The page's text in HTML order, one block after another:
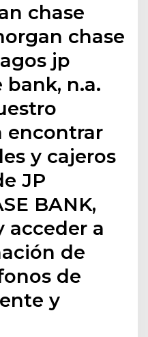
chase
chase
jp
bank, n.a.
encontrar
y cajeros
JP
BANK,
acceder a
de
de
y